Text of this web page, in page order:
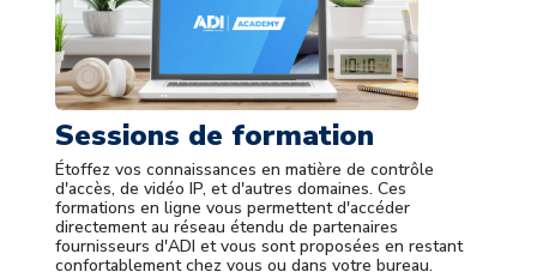
Sessions de formation
Étoffez vos connaissances en matière de contrôle
d'accès, de vidéo IP, et d'autres domaines. Ces
formations en ligne vous permettent d'accéder
directement au réseau étendu de partenaires
fournisseurs d'ADI et vous sont proposées en restant
confortablement chez vous ou dans votre bureau.